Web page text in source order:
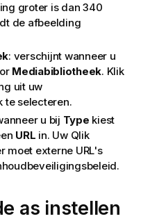
groter is dan 340
de afbeelding
: verschijnt wanneer u
Mediabibliotheek. Klik
uit uw
te selecteren.
u bij Type kiest
URL in. Uw Qlik
moet externe URL's
as instellen